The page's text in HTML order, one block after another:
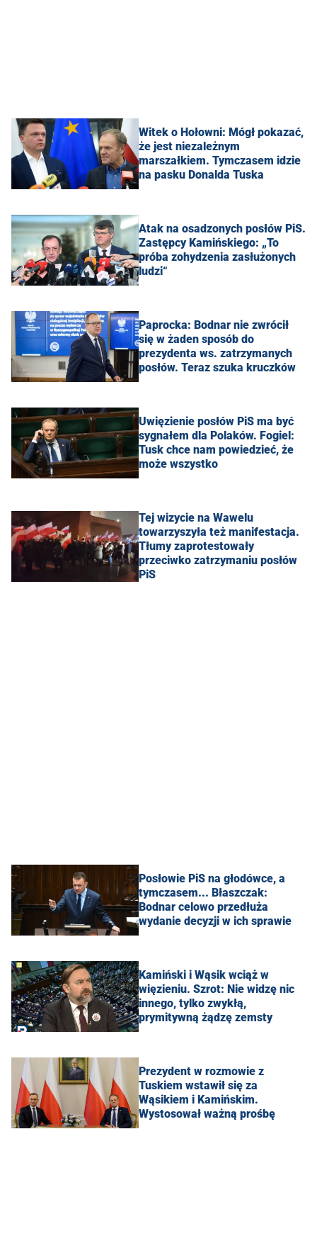
Witek o Hołowni: Mógł pokazać,
że jest niezależnym
marszałkiem. Tymczasem idzie
na pasku Donalda Tuska
Atak na osadzonych posłów PiS.
Zastępcy Kamińskiego: „To
próba zohydzenia zasłużonych
ludzi“
Paprocka: Bodnar nie zwrócił
się w żaden sposób do
prezydenta ws. zatrzymanych
posłów. Teraz szuka kruczków
Uwięzienie posłów PiS ma być
sygnałem dla Polaków. Fogiel:
Tusk chce nam powiedzieć, że
może wszystko
Tej wizycie na Wawelu
towarzyszyła też manifestacja.
Tłumy zaprotestowały
przeciwko zatrzymaniu posłów
PiS
Posłowie PiS na głodówce, a
tymczasem... Błaszczak:
Bodnar celowo przedłuża
wydanie decyzji w ich sprawie
Kamiński i Wąsik wciąż w
więzieniu. Szrot: Nie widzę nic
innego, tylko zwykłą,
prymitywną żądzę zemsty
Prezydent w rozmowie z
Tuskiem wstawił się za
Wąsikiem i Kamińskim.
Wystosował ważną prośbę